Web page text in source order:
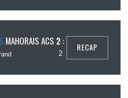
MAHORAIS ACS 22 :
2
RECAP